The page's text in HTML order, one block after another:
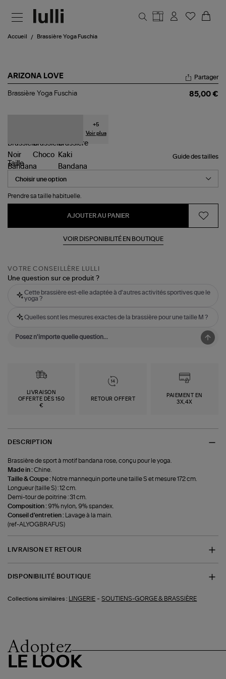
Accueil Brassière Yoga Fuschia
ARIZONA LOVE
Brassière
Partager
Brassière Yoga Fuschia 85,00 €
+5
Voir plus
Guide des tailles
Taille
Prendre sa taille habituelle.
AJOUTER AU PANIER
VOIR DISPONIBILITÉ EN BOUTIQUE
VOTRE CONSEILLÈRE LULLI
Une question sur ce produit ?
Cette brassière est-elle adaptée à d'autres activités sportives que le
yoga ?
Quelles sont les mesures exactes de la brassière pour une taille M ?
LIVRAISON
OFFERTE DÈS 150
€
RETOUR OFFERT
PAIEMENT EN
3X,4X
DESCRIPTION
Brassière de sport à motif bandana rose, conçu pour le yoga.
Made in :Chine.
Taille & Coupe : Notre mannequin porte une taille S et mesure 172 cm.
Longueur (taille S) : 12 cm.
Demi-tour de poitrine : 31 cm.
Composition : 91% nylon, 9% spandex.
Conseil d'entretien :
Lavage à la main.
(ref-ALYOGBRAFUS)
LIVRAISON ET RETOUR
DISPONIBILITÉ BOUTIQUE
Collections similaires : LINGERIE -SOUTIENS-GORGE & BRASSIÈRE
Adoptez
LE LOOK